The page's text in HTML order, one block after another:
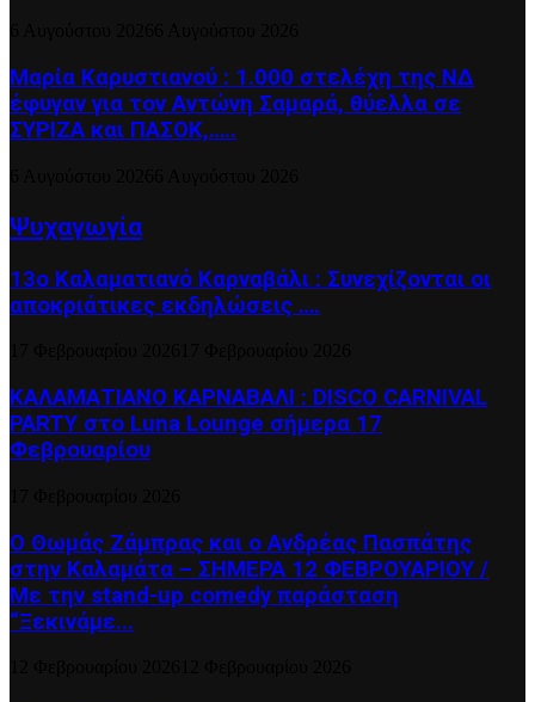
Μαρία Καρυστιανού : 1.000 στελέχη της ΝΔ
έφυγαν για τον Αντώνη Σαμαρά, θύελλα σε
ΣΥΡΙΖΑ και ΠΑΣΟΚ,…..
Ψυχαγωγία
13ο Καλαματιανό Καρναβάλι : Συνεχίζονται οι
αποκριάτικες εκδηλώσεις ….
ΚΑΛΑΜΑΤΙΑΝΟ ΚΑΡΝΑΒΑΛΙ : DISCO CARNIVAL
PARTY στο Luna Lounge σήμερα 17
Φεβρουαρίου
Ο Θωμάς Ζάμπρας και ο Ανδρέας Πασπάτης
στην Καλαμάτα – ΣΗΜΕΡΑ 12 ΦΕΒΡΟΥΑΡΙΟΥ /
Με την stand-up comedy παράσταση
“Ξεκινάμε...